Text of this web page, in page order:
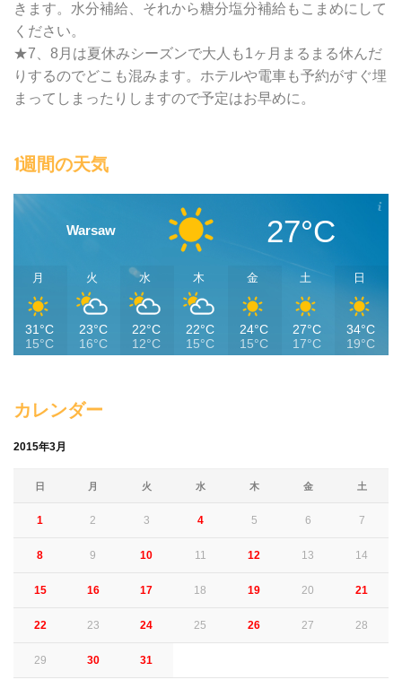
きます。水分補給、それから糖分塩分補給もこまめにして
ください。
★7、8月は夏休みシーズンで大人も1ヶ月まるまる休んだ
りするのでどこも混みます。ホテルや電車も予約がすぐ埋
まってしまったりしますので予定はお早めに。
1週間の天気
Warsaw 27°C
月
31°C
15°C
火
23°C
16°C
水
22°C
12°C
木
22°C
15°C
金
24°C
15°C
土
27°C
17°C
日
34°C
19°C
カレンダー
2015年3月
日 月 火 水 木 金 土
1 2 3 4 5 6 7
8 9 10 11 12 13 14
15 16 17 18 19 20 21
22 23 24 25 26 27 28
29 30 31